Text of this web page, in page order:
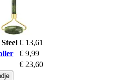
€ 13,61
€ 9,99
€ 23,60